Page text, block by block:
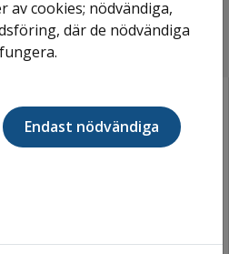
Zamoras kulle
cookies; nödvändiga,
där de nödvändiga
Endast nödvändiga